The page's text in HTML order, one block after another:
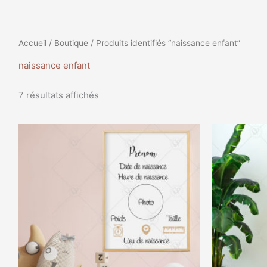
Accueil/ Boutique/ Produits identifiés “naissance enfant”
naissance enfant
7 résultats affichés
PlageCe
produit
plusieurs
variations.
options
peuvent
être
choisies